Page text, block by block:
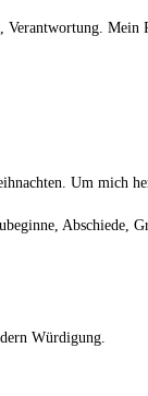
Um mich
Abschiede,
Würdigung.